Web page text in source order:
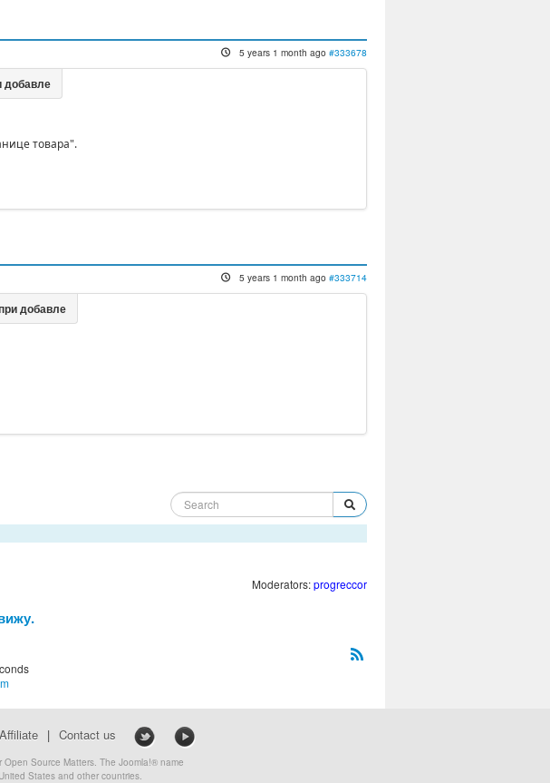
5 years 1 month ago #333678
товара".
5 years 1 month ago #333714
Moderators:progreccor
Affiliate | Contact us
Source Matters. The Joomla!® name
States and other countries.